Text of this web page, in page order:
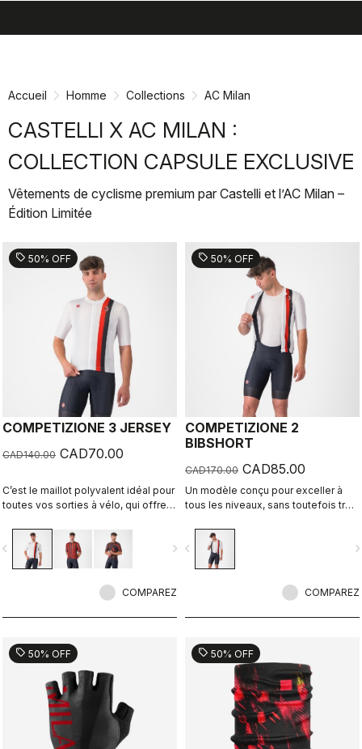
directement
navigation
directement
Accueil Homme Collections AC Milan
CASTELLI X AC MILAN :
COLLECTION CAPSULE EXCLUSIVE
Vêtements de cyclisme premium par Castelli et l’AC Milan –
Édition Limitée
sell 50% OFF
COMPETIZIONE 3 JERSEY
CAD140.00 CAD70.00
C’est le maillot polyvalent idéal pour
toutes vos sorties à vélo, qui offre
vitesse lors des sorties rapides en
groupe ou des courses.
navigate_next
COMPAREZ
sell 50% OFF
COMPETIZIONE 2
BIBSHORT
CAD170.00 CAD85.00
Un modèle conçu pour exceller à
tous les niveaux, sans toutefois trop
navigate_before
COMPAREZ
sell 50% OFF sell 50% OFF